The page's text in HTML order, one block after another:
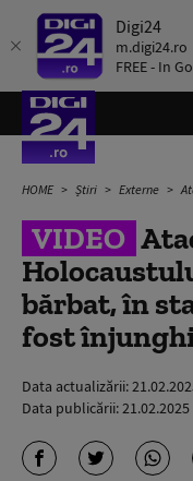
Digi24
m.digi24.ro
FREE - In
HOME Știri Externe
VIDEO
bărbat, în
fost
Data actualizării:
Data publicării: